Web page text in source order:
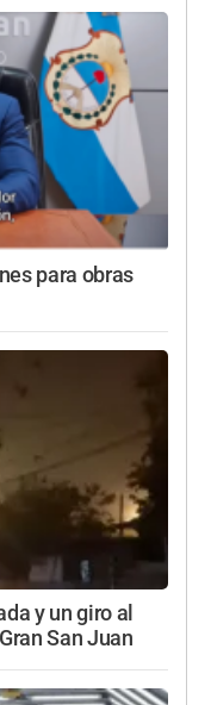
para obras
y un giro al
San Juan